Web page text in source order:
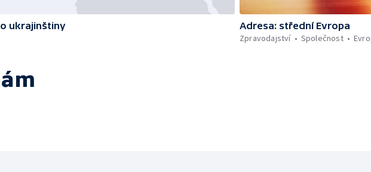
ukrajinštiny
Adresa: střední Evropa
Zpravodajství
Společnost